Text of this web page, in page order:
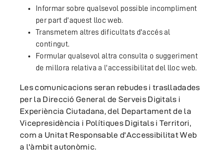
Informar sobre qualsevol possible incompliment
per part d'aquest lloc web.
Transmetem altres dificultats d'accés al
contingut.
Formular qualsevol altra consulta o suggeriment
de millora relativa a l'accessibilitat del lloc web.
Les comunicacions seran rebudes i traslladades
per la Direcció General de Serveis Digitals i
Experiència Ciutadana, del Departament de la
Vicepresidència i Polítiques Digitals i Territori,
com a Unitat Responsable d'Accessibilitat Web
a l'àmbit autonòmic.